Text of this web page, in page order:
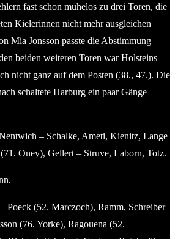
fast schon mühelos zu drei Toren, die
Kielerinnen nicht mehr ausgleichen
Mia Jonsson passte die Abstimmung
beiden weiteren Toren war Holsteins
nicht ganz auf dem Posten (38., 47.). Die
schaltete Harburg ein paar Gänge
– Schalke, Ameti, Kienitz, Lange
Oney), Gellert – Struve, Laborn, Totz.
Poeck (52. Marczoch), Ramm, Schreiber
(76. Yorke), Ragouena (52.